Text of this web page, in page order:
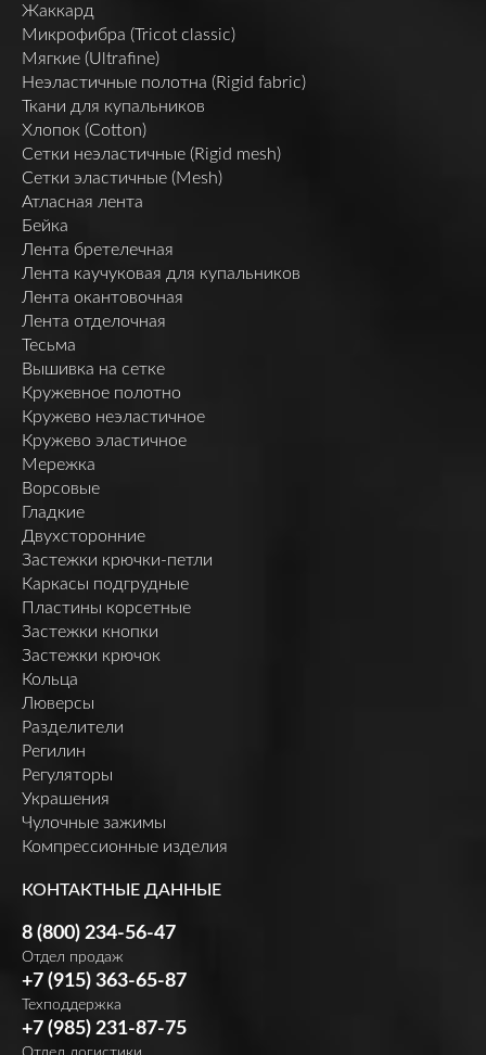
Жаккард
Микрофибра (Tricot classic)
Мягкие (Ultrafine)
Неэластичные полотна (Rigid fabric)
Ткани для купальников
Хлопок (Cotton)
Сетки неэластичные (Rigid mesh)
Сетки эластичные (Mesh)
Атласная лента
Бейка
Лента бретелечная
Лента каучуковая для купальников
Лента окантовочная
Лента отделочная
Тесьма
Вышивка на сетке
Кружевное полотно
Кружево неэластичное
Кружево эластичное
Мережка
Ворсовые
Гладкие
Двухсторонние
Застежки крючки-петли
Каркасы подгрудные
Пластины корсетные
Застежки кнопки
Застежки крючок
Кольца
Люверсы
Разделители
Регилин
Регуляторы
Украшения
Чулочные зажимы
Компрессионные изделия
КОНТАКТНЫЕ ДАННЫЕ
8 (800) 234-56-47
Отдел продаж
+7 (915) 363-65-87
Техподдержка
+7 (985) 231-87-75